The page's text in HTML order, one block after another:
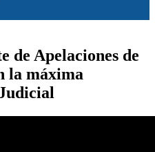
de Apelaciones de
la máxima